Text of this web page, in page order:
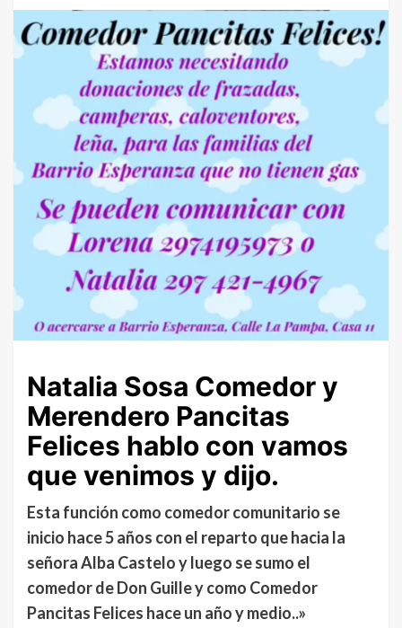
Natalia Sosa Comedor y
Merendero Pancitas
Felices hablo con vamos
que venimos y dijo.
Esta función como comedor comunitario se
inicio hace 5 años con el reparto que hacia la
señora Alba Castelo y luego se sumo el
comedor de Don Guille y como Comedor
Pancitas Felices hace un año y medio..»